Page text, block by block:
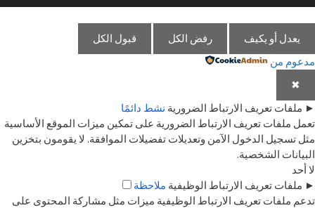
يعدل أو يكيف رفض الكل
قبول الكل
مدعوم من
✖
► ملفات تعريف الارتباط الضرورية نشط دائمًا
تعمل ملفات تعريف الارتباط الضرورية على تمكين ميزات الموقع الأساسية
مثل تسجيل الدخول الآمن وتعديلات تفضيلات الموافقة. لا يقومون بتخزين
البيانات الشخصية.
لا أحد
► ملفات تعريف الارتباط الوظيفية ملاحظة
تدعم ملفات تعريف الارتباط الوظيفية ميزات مثل مشاركة المحتوى على